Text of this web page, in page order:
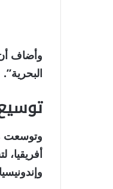
وأضاف أن
البحرية”.
وتوسعت
أفريقيا،